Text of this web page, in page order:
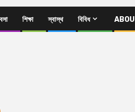
শিক্ষা স্বাস্থ বিবিধ